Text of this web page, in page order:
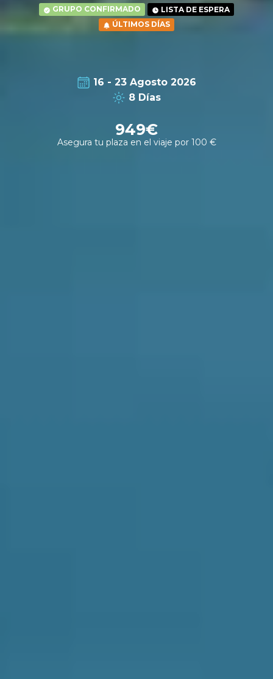
GRUPO CONFIRMADO
LISTA DE ESPERA
ÚLTIMOS DÍAS
16 - 23 Agosto 2026
8 Días
949€
Asegura tu plaza en el viaje por 100 €